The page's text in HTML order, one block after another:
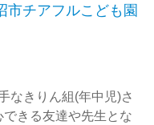
チアフルこども園
なきりん組(年中児)さ
きる友達や先生とな